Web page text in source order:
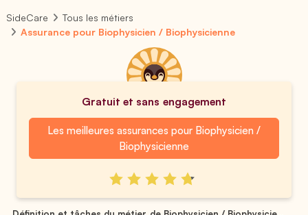
SideCare
Tous les métiers
Assurance pour Biophysicien / Biophysicienne
Gratuit et sans engagement
Les meilleures assurances pour Biophysicien /
Biophysicienne